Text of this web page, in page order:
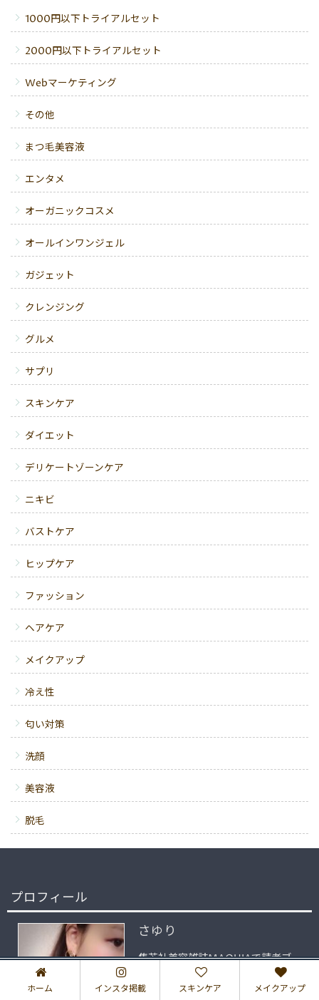
1000円以下トライアルセット
2000円以下トライアルセット
Webマーケティング
その他
まつ毛美容液
エンタメ
オーガニックコスメ
オールインワンジェル
ガジェット
クレンジング
グルメ
サプリ
スキンケア
ダイエット
デリケートゾーンケア
ニキビ
バストケア
ヒップケア
ファッション
ヘアケア
メイクアップ
冷え性
匂い対策
洗顔
美容液
脱毛
プロフィール
さゆり
集英社美容雑誌MAQUIAで読者ブ
ロガーやってます♪ 美容、ダイエッ
ト大好き。 肌質は混合肌。Tゾーン
ホーム インスタ掲載 スキンケア メイクアップ